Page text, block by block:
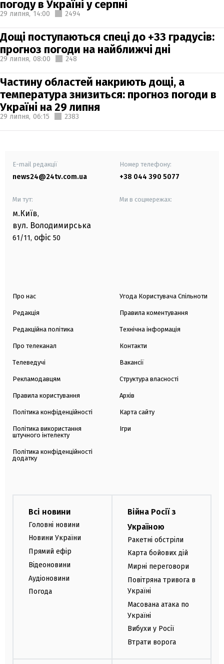
погоду в Україні у серпні
29 липня, 14:00 2494
Дощі поступаються спеці до +33 градусів:
прогноз погоди на найближчі дні
29 липня, 08:00 248
Частину областей накриють дощі, а
температура знизиться: прогноз погоди в
Україні на 29 липня
29 липня, 06:15 2383
E-mail редакції
news24@24tv.com.ua
Номер телефону:
+38 044 390 5077
Ми тут:
м.Київ,
вул. Володимирська
61/11, офіс 50
Ми в соцмережах:
Про нас
Редакція
Редакційна політика
Про телеканал
Телеведучі
Рекламодавцям
Правила користування
Політика конфіденційності
Політика використання
штучного інтелекту
Політика конфіденційності
додатку
Угода Користувача Спільноти
Правила коментування
Технічна інформація
Контакти
Вакансії
Структура власності
Архів
Карта сайту
Ігри
Всі новини
Головні новини
Новини України
Прямий ефір
Відеоновини
Аудіоновини
Погода
Війна Росії з
Україною
Ракетні обстріли
Карта бойових дій
Мирні переговори
Повітряна тривога в
Україні
Масована атака по
Україні
Вибухи у Росії
Втрати ворога